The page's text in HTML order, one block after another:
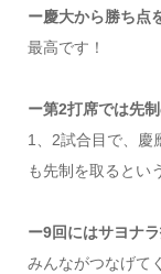
ー慶大から勝ち点
最高です！
ー第2打席では先
1、2試合目で、慶
も先制を取るとい
ー9回にはサヨナ
みんながつなげて